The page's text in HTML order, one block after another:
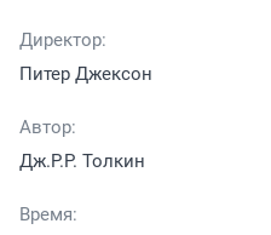
Директор:
Питер Джексон
Автор:
Дж.Р.Р. Толкин
Время: